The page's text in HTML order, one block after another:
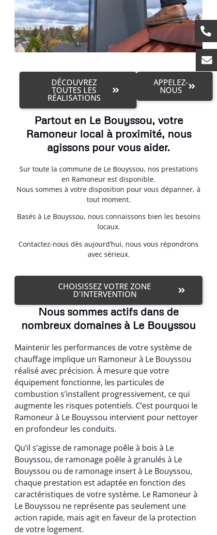
DÉCOUVREZ
TOUTES LES
RÉALISATIONS
APPELEZ-
NOUS
Partout en Le Bouyssou, votre
Ramoneur local à proximité, nous
agissons pour vous aider.
Sur toute la commune de Le Bouyssou, nos prestations
en Ramoneur est disponible.
Nous sommes à votre disposition pour vous dépanner, à
tout moment.
Basés à Le Bouyssou, nous connaissons bien les besoins
locaux.
Contactez-nous dès aujourd’hui, nous vous répondrons
avec sérieux.
CHOISISSEZ VOTRE ZONE
D'INTERVENTION
Nous sommes actifs dans de
nombreux domaines à Le Bouyssou
Maintenir les performances de votre système de
chauffage implique un Ramoneur à Le Bouyssou
réalisé avec précision. À mesure que votre
équipement fonctionne, les particules de
combustion s’installent progressivement, ce qui
augmente les risques potentiels. C’est pourquoi le
Ramoneur à Le Bouyssou intervient pour nettoyer
en profondeur les conduits.
Qu’il s’agisse de ramonage poêle à bois à Le
Bouyssou, de ramonage poêle à granulés à Le
Bouyssou ou de ramonage insert à Le Bouyssou,
chaque prestation est adaptée en fonction des
caractéristiques de votre système. Le Ramoneur à
Le Bouyssou ne représente pas seulement une
action rapide, mais agit en faveur de la protection
de votre logement.